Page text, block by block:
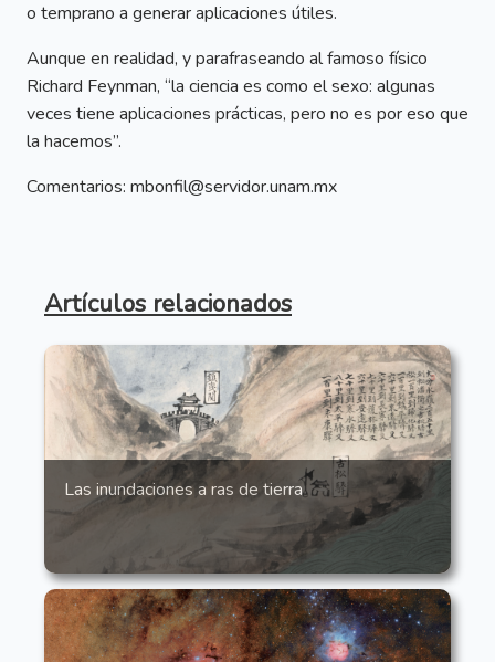
o temprano a generar aplicaciones útiles.
Aunque en realidad, y parafraseando al famoso físico
Richard Feynman, “la ciencia es como el sexo: algunas
veces tiene aplicaciones prácticas, pero no es por eso que
la hacemos”.
Comentarios: mbonfil@servidor.unam.mx
Artículos relacionados
Las inundaciones a ras de tierra